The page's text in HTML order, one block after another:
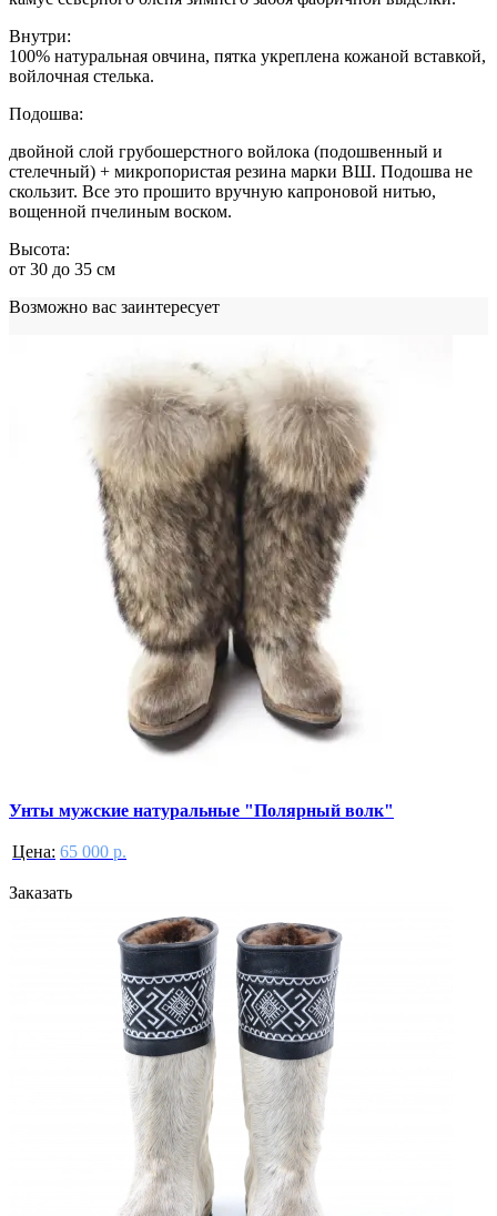
Внутри:
100% натуральная овчина, пятка укреплена кожаной вставкой,
войлочная стелька.
Подошва:
двойной слой грубошерстного войлока (подошвенный и
стелечный) + микропористая резина марки ВШ. Подошва не
скользит. Все это прошито вручную капроновой нитью,
вощенной пчелиным воском.
Высота:
от 30 до 35 см
Возможно вас заинтересует
Унты мужские натуральные "Полярный волк"
Цена: 65 000 р.
Заказать